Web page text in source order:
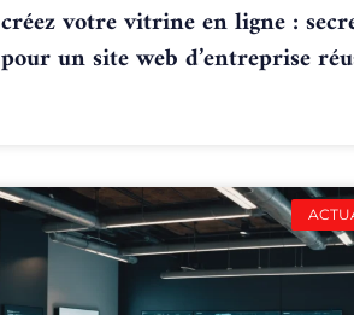
créez votre vitrine en ligne :
pour un site web d’entreprise